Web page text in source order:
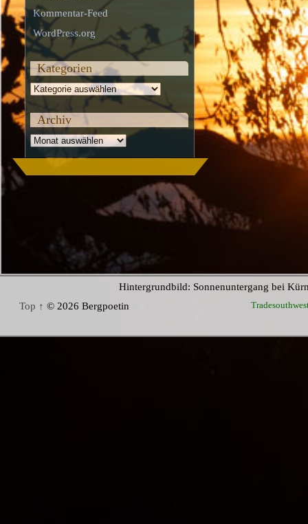
Kommentar-Feed
WordPress.org
Kategorien
Kategorien
Archiv
Archiv
Hintergrundbild: Sonnenuntergang bei
Top ↑ © 2026 Bergpoetin